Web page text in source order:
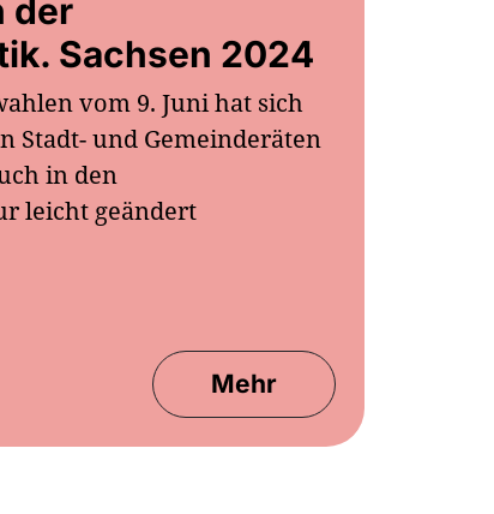
der
Sachsen 2024
vom 9. Juni hat sich
Stadt- und Gemeinderäten
in den
leicht geändert
Mehr